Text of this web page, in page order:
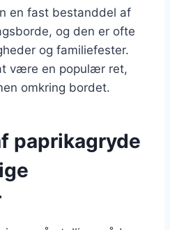
en fast bestanddel af
og den er ofte
og familiefester.
være en populær ret,
omkring bordet.
paprikagryde